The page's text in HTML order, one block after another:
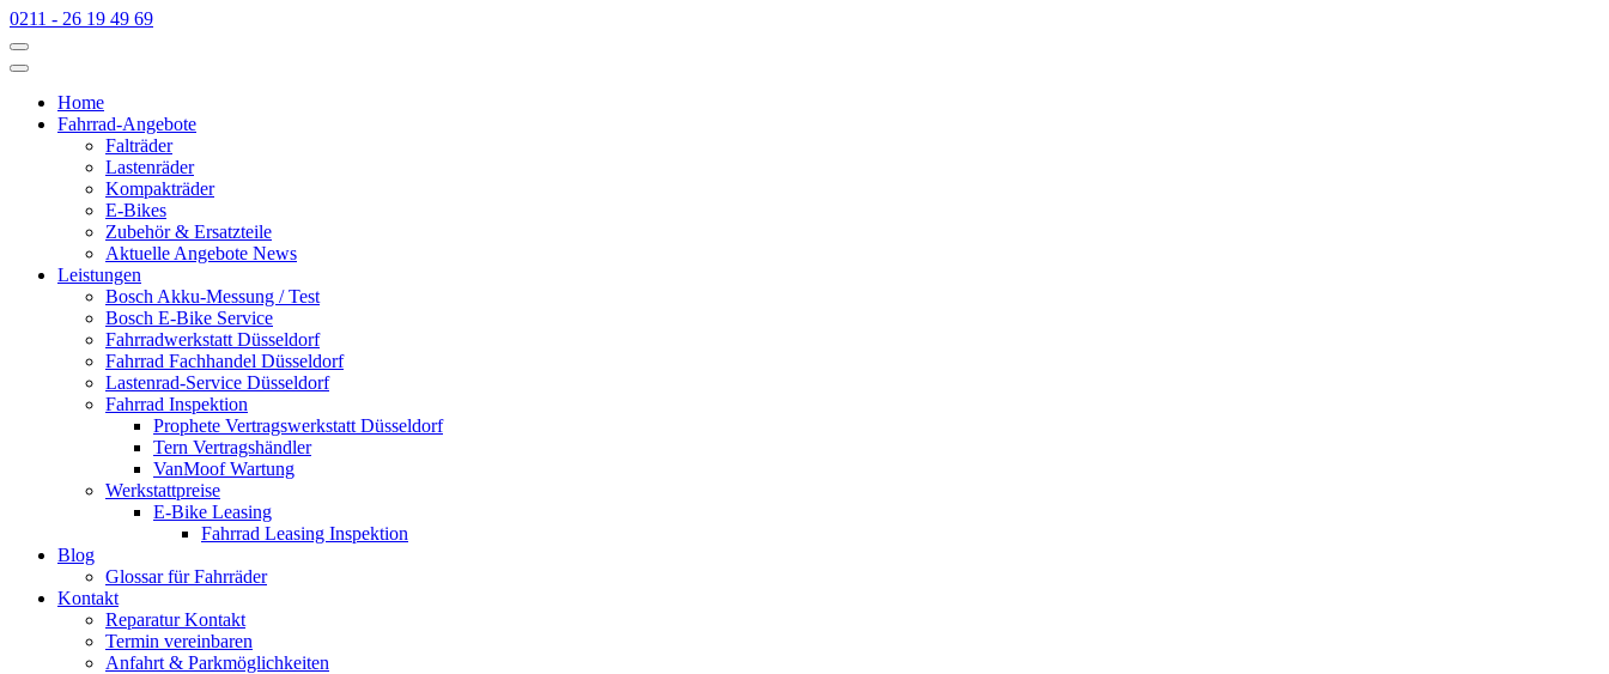
0211 - 26 19 49 69
Home
Fahrrad-Angebote
Falträder
Lastenräder
Kompakträder
E-Bikes
Zubehör & Ersatzteile
Aktuelle Angebote News
Leistungen
Bosch Akku-Messung / Test
Bosch E-Bike Service
Fahrradwerkstatt Düsseldorf
Fahrrad Fachhandel Düsseldorf
Lastenrad-Service Düsseldorf
Fahrrad Inspektion
Prophete Vertragswerkstatt Düsseldorf
Tern Vertragshändler
VanMoof Wartung
Werkstattpreise
E-Bike Leasing
Fahrrad Leasing Inspektion
Blog
Glossar für Fahrräder
Kontakt
Reparatur Kontakt
Termin vereinbaren
Anfahrt & Parkmöglichkeiten